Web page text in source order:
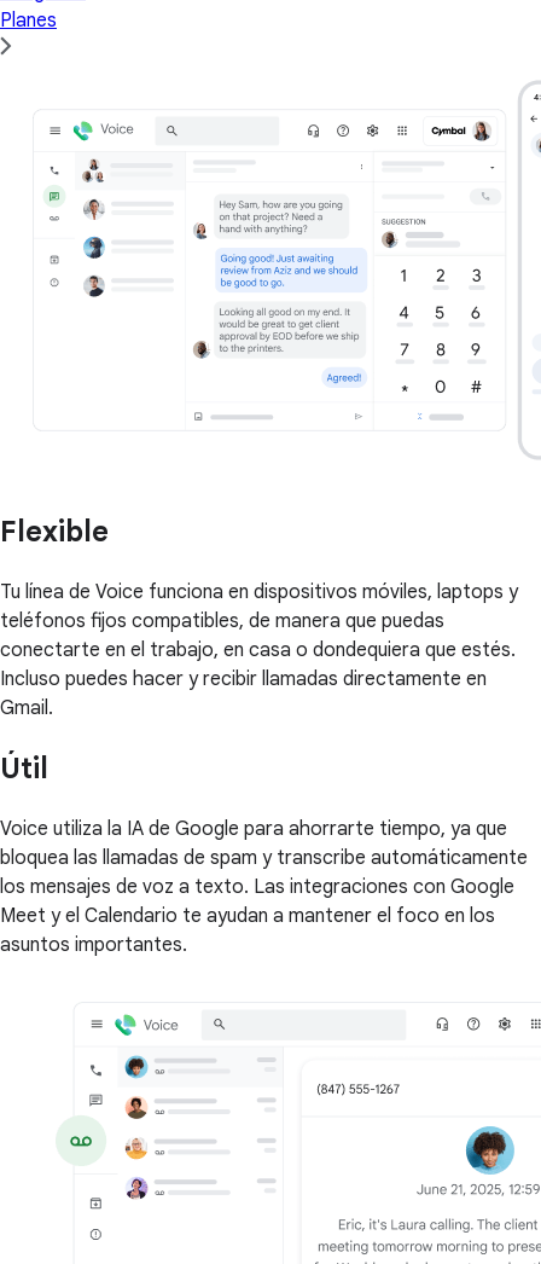
Planes
Flexible
Tu línea de Voice funciona en dispositivos móviles, laptops y
teléfonos fijos compatibles, de manera que puedas
conectarte en el trabajo, en casa o dondequiera que estés.
Incluso puedes hacer y recibir llamadas directamente en
Gmail.
Útil
Voice utiliza la IA de Google para ahorrarte tiempo, ya que
bloquea las llamadas de spam y transcribe automáticamente
los mensajes de voz a texto. Las integraciones con Google
Meet y el Calendario te ayudan a mantener el foco en los
asuntos importantes.